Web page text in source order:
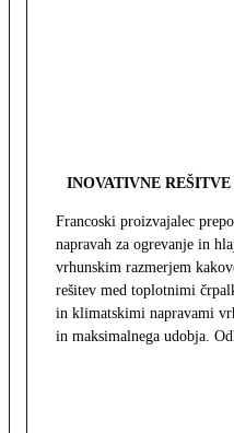
INOVATIVNE
Francoski proizvajalec
napravah za ogrevanje in
vrhunskim razmerjem
rešitev med toplotnimi
in klimatskimi napravami
in maksimalnega udobja.